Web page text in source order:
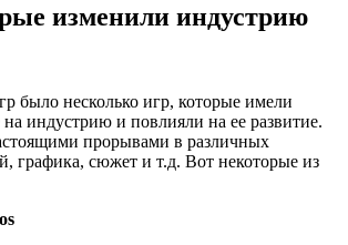
изменили индустрию
было несколько игр, которые имели
индустрию и повлияли на ее развитие.
прорывами в различных
графика, сюжет и т.д. Вот некоторые из